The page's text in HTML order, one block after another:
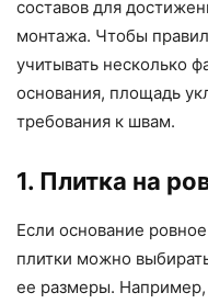
составов для
монтажа. Чтобы
учитывать несколько
основания, площадь
требования к швам.
1. Плитка на
Если основание
плитки можно
ее размеры. Например,